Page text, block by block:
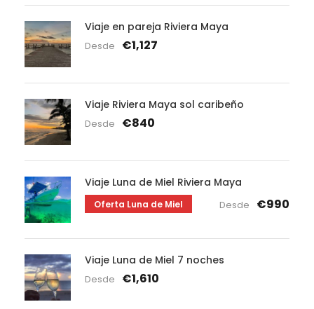
Viaje en pareja Riviera Maya
Desde €1,127
Viaje Riviera Maya sol caribeño
Desde €840
Viaje Luna de Miel Riviera Maya
Oferta Luna de Miel Desde €990
Viaje Luna de Miel 7 noches
Desde €1,610